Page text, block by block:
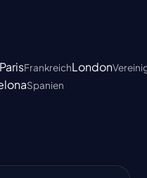
ParisFrankreichLondon
Spanien